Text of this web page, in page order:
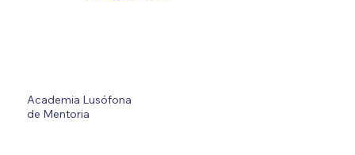
Academia Lusófona
de Mentoria